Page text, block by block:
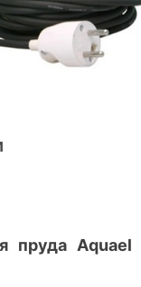
пруда Aquael